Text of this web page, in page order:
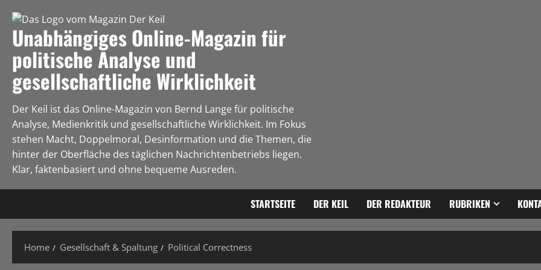
Unabhängiges Online-Magazin für
politische Analyse und
gesellschaftliche Wirklichkeit
Der Keil ist das Online-Magazin von Bernd Lange für politische
Analyse, Medienkritik und gesellschaftliche Wirklichkeit. Im Fokus
stehen Macht, Doppelmoral, Desinformation und die Themen, die
hinter der Oberfläche des täglichen Nachrichtenbetriebs liegen.
Klar, faktenbasiert und ohne bequeme Ausreden.
STARTSEITE DER KEIL DER REDAKTEUR RUBRIKEN
Home Gesellschaft & Spaltung Political Correctness